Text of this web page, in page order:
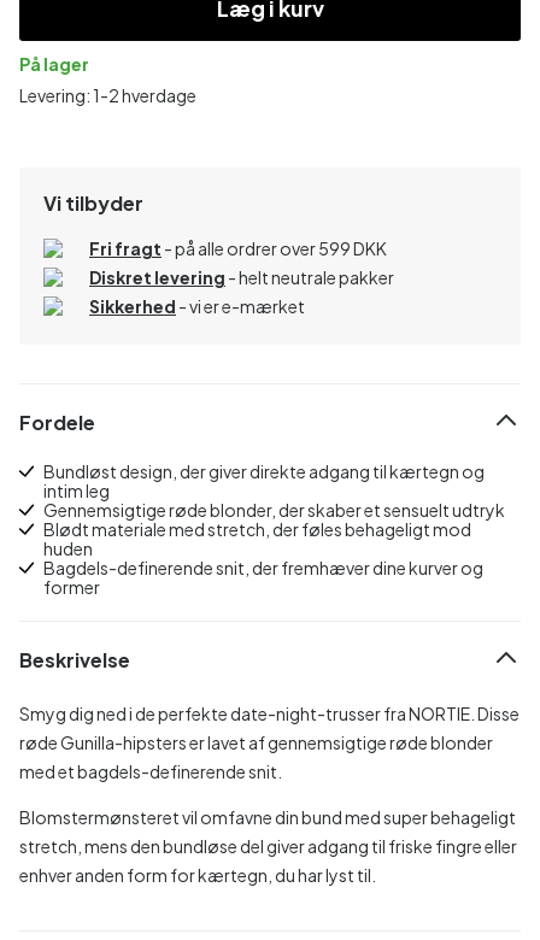
Læg i kurv
På lager
Levering: 1-2 hverdage
Vi tilbyder
Fri fragt - på alle ordrer over 599 DKK
Diskret levering - helt neutrale pakker
Sikkerhed - vi er e-mærket
Fordele
Bundløst design, der giver direkte adgang til kærtegn og
intim leg
Gennemsigtige røde blonder, der skaber et sensuelt udtryk
Blødt materiale med stretch, der føles behageligt mod
huden
Bagdels-definerende snit, der fremhæver dine kurver og
former
Beskrivelse
Smyg dig ned i de perfekte date-night-trusser fra NORTIE. Disse
røde Gunilla-hipsters er lavet af gennemsigtige røde blonder
med et bagdels-definerende snit.
Blomstermønsteret vil omfavne din bund med super behageligt
stretch, mens den bundløse del giver adgang til friske fingre eller
enhver anden form for kærtegn, du har lyst til.